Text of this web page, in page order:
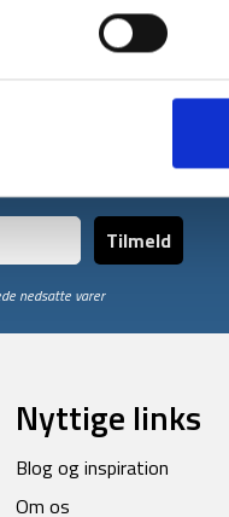
samme en 10%
Tilmeld
nedsatte varer
Nyttige links
Blog og inspiration
Om os